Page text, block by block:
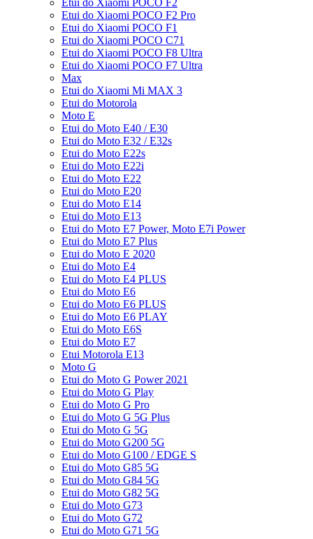
Etui do Xiaomi POCO F2
Etui do Xiaomi POCO F2 Pro
Etui do Xiaomi POCO F1
Etui do Xiaomi POCO C71
Etui do Xiaomi POCO F8 Ultra
Etui do Xiaomi POCO F7 Ultra
Max
Etui do Xiaomi Mi MAX 3
Etui do Motorola
Moto E
Etui do Moto E40 / E30
Etui do Moto E32 / E32s
Etui do Moto E22s
Etui do Moto E22i
Etui do Moto E22
Etui do Moto E20
Etui do Moto E14
Etui do Moto E13
Etui do Moto E7 Power, Moto E7i Power
Etui do Moto E7 Plus
Etui do Moto E 2020
Etui do Moto E4
Etui do Moto E4 PLUS
Etui do Moto E6
Etui do Moto E6 PLUS
Etui do Moto E6 PLAY
Etui do Moto E6S
Etui do Moto E7
Etui Motorola E13
Moto G
Etui do Moto G Power 2021
Etui do Moto G Play
Etui do Moto G Pro
Etui do Moto G 5G Plus
Etui do Moto G 5G
Etui do Moto G200 5G
Etui do Moto G100 / EDGE S
Etui do Moto G85 5G
Etui do Moto G84 5G
Etui do Moto G82 5G
Etui do Moto G73
Etui do Moto G72
Etui do Moto G71 5G